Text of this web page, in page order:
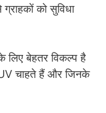
को सुविधा
बेहतर विकल्प है
चाहते हैं और जिनके